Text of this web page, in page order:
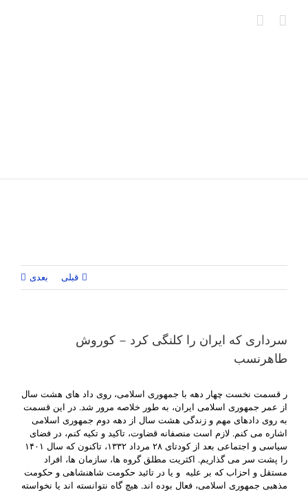
قبلی بعدی
سرداری که ایران را کلنگی کرد – کوروش
طاهرنسب
ر قسمت نخست چهار دهه با جمهوری اسلامی، روی داد های هشت سال
از عمر جمهوری اسلامی ایران، به طور خلاصه مرور شد. در این قسمت
به روی دادهای مهم و زندگی هشت سال از دهه دوم جمهوری اسلامی
اشاره می کنم. لازم است منصفانه قضاوت، تاکید و تکیه کنم، در فضای
سیاسی و اجتماعی بعد از کودتای ۲۸ مرداد ۱۳۳۲، تاکنون که سال ۱۴۰۱
را پشت سر می گذاریم. اکثریت مطلق گروه ها، سازمان ها، افراد
مستقل و احزاب که بر علیه و یا در تائید حکومت شاهنشاهی و حکومت
مذهبی جمهوری اسلامی، فعال بوده اند. هیچ گاه نتوانسته اند یا نخواسته